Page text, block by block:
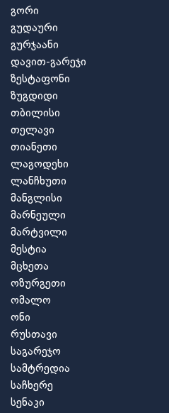
გორი
გუდაური
გურჯაანი
დავით-გარეჯი
ზესტაფონი
ზუგდიდი
თბილისი
თელავი
თიანეთი
ლაგოდეხი
ლანჩხუთი
მანგლისი
მარნეული
მარტვილი
მესტია
მცხეთა
ოზურგეთი
ომალო
ონი
რუსთავი
საგარეჯო
სამტრედია
საჩხერე
სენაკი